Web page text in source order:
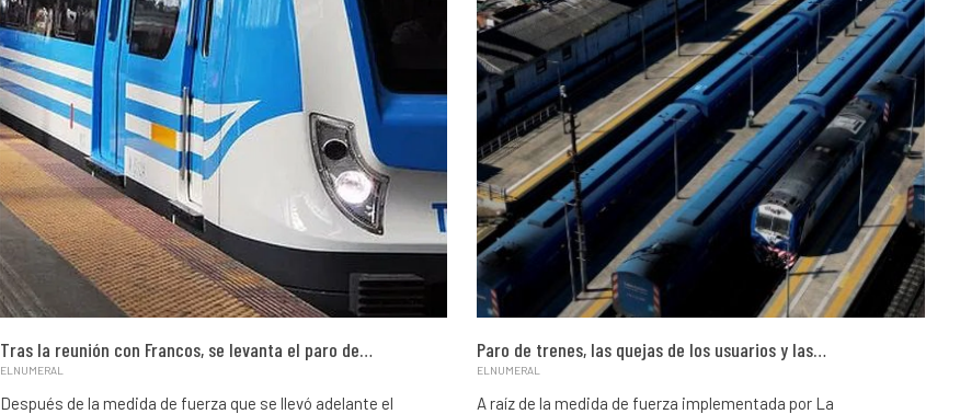
Tras la reunión con Francos, se levanta el paro de…
ELNUMERAL
Después de la medida de fuerza que se llevó adelante el
Paro de trenes, las quejas de los usuarios y las…
ELNUMERAL
A raíz de la medida de fuerza implementada por La